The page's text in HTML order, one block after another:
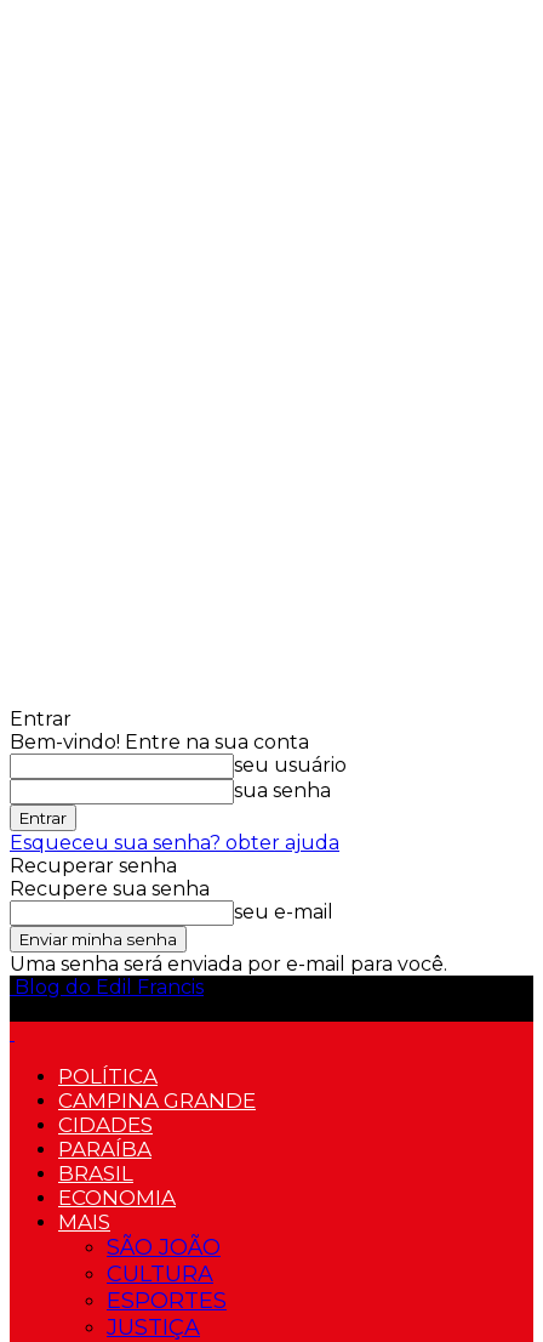
Entrar
Bem-vindo! Entre na sua conta
seu usuário
sua senha
Esqueceu sua senha? obter ajuda
Recuperar senha
Recupere sua senha
seu e-mail
Uma senha será enviada por e-mail para você.
Blog do Edil Francis
POLÍTICA
CAMPINA GRANDE
CIDADES
PARAÍBA
BRASIL
ECONOMIA
MAIS
SÃO JOÃO
CULTURA
ESPORTES
JUSTIÇA